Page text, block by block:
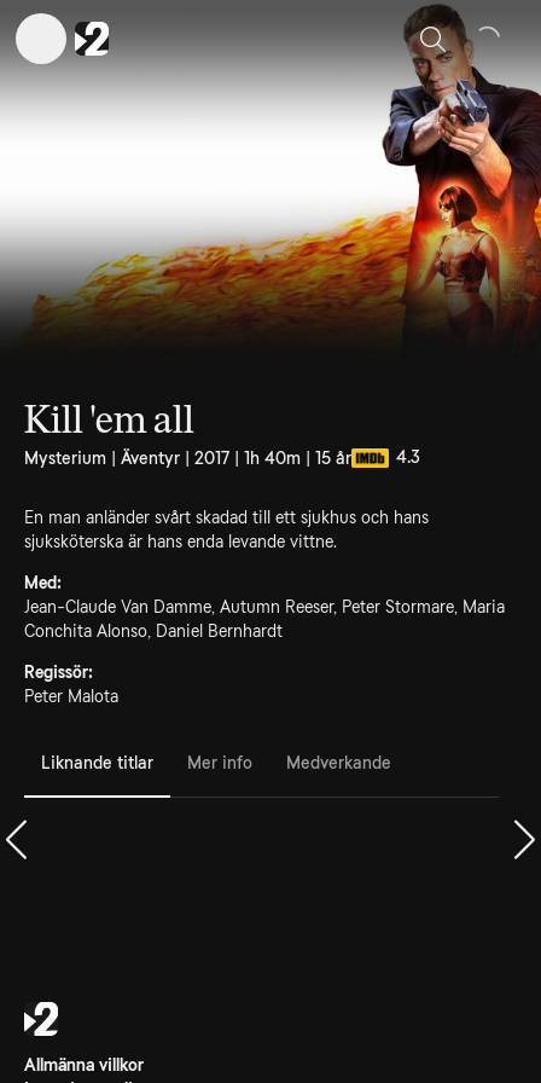
Sök
Kill 'em all
Mysterium | Äventyr | 2017 | 1h 40m | 15 år 4.3
En man anländer svårt skadad till ett sjukhus och hans
sjuksköterska är hans enda levande vittne.
Med:
Jean-Claude Van Damme, Autumn Reeser, Peter Stormare, Maria
Conchita Alonso, Daniel Bernhardt
Regissör:
Peter Malota
Liknande titlar Mer info Medverkande
Allmänna villkor